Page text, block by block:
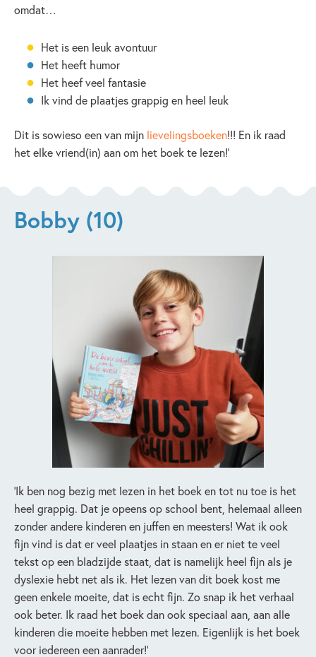
omdat…
Het is een leuk avontuur
Het heeft humor
Het heef veel fantasie
Ik vind de plaatjes grappig en heel leuk
Dit is sowieso een van mijn lievelingsboeken!!! En ik raad
het elke vriend(in) aan om het boek te lezen!’
Bobby (10)
‘Ik ben nog bezig met lezen in het boek en tot nu toe is het
heel grappig. Dat je opeens op school bent, helemaal alleen
zonder andere kinderen en juffen en meesters! Wat ik ook
fijn vind is dat er veel plaatjes in staan en er niet te veel
tekst op een bladzijde staat, dat is namelijk heel fijn als je
dyslexie hebt net als ik. Het lezen van dit boek kost me
geen enkele moeite, dat is echt fijn. Zo snap ik het verhaal
ook beter. Ik raad het boek dan ook speciaal aan, aan alle
kinderen die moeite hebben met lezen. Eigenlijk is het boek
voor iedereen een aanrader!’